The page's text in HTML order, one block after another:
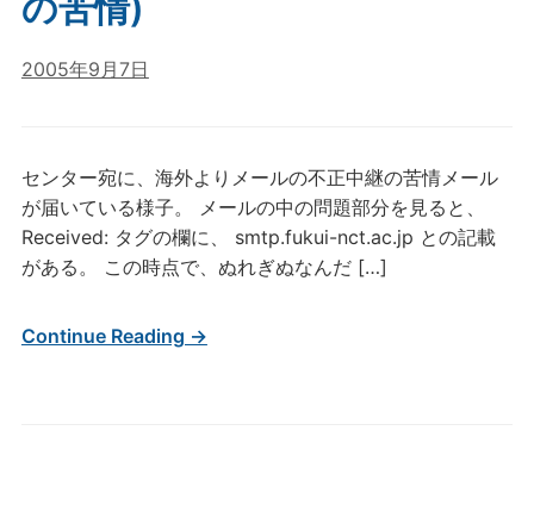
2005年9月7日
センター宛に、海外よりメールの不正中継の苦情メール
が届いている様子。 メールの中の問題部分を見ると、
Received: タグの欄に、 smtp.fukui-nct.ac.jp との記載
がある。 この時点で、ぬれぎぬなんだ […]
Continue Reading →